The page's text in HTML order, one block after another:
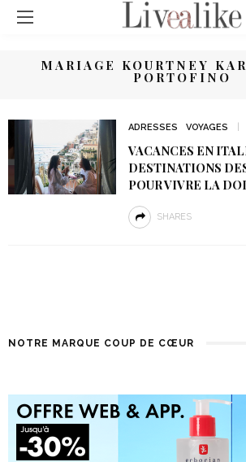
MARIAGE KOURTNEY
PORTOFINO
ADRESSES VOYAGES
VACANCES EN
DESTINATIONS
POUR VIVRE LA
SHARES
NOTRE MARQUE COUP DE CŒUR